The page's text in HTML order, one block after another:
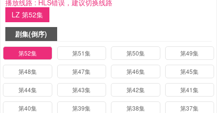
播放线路 : HLS错误，建议切换线路
LZ 第52集
剧集(倒序)
第52集 第51集 第50集 第49集
第48集 第47集 第46集 第45集
第44集 第43集 第42集 第41集
第40集 第39集 第38集 第37集